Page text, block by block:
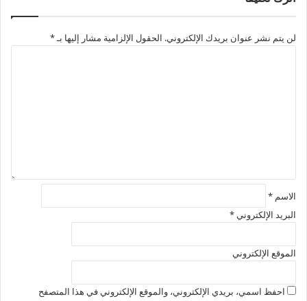
لن يتم نشر عنوان بريدك الإلكتروني. الحقول الإلزامية مشار إليها بـ*
الاسم *
البريد الإلكتروني*
الموقع الإلكتروني
احفظ اسمي، بريدي الإلكتروني، والموقع الإلكتروني في هذا المتصفح